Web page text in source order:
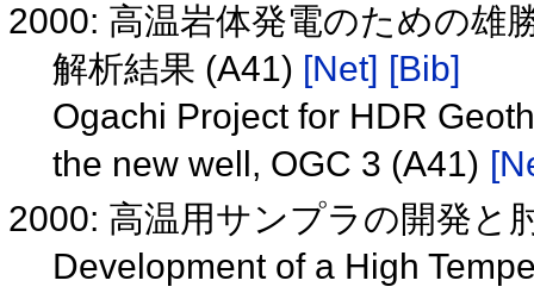
2000: 高温岩体発電のための雄
解析結果 (A41) [Net] [Bib]
Ogachi Project for HDR
the new well, OGC 3 (A41)
2000: 高温用サンプラの開発と
Development of a High